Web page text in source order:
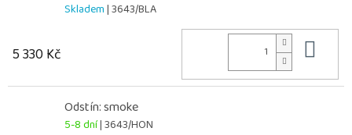
Skladem| 3643/BLA
5 330 Kč
Odstín: smoke
5-8 dní| 3643/HON